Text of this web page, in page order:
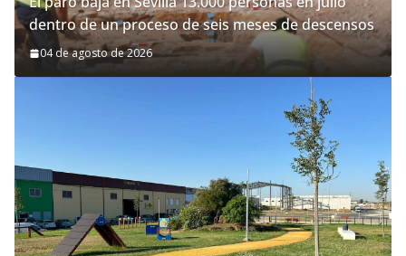
dentro de un proceso de seis meses de descensos
04 de agosto de 2026